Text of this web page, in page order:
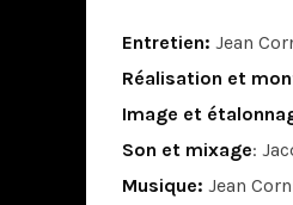
Entretien: Jean
Réalisation et
Image et
Son et mixage:
Musique: Jean